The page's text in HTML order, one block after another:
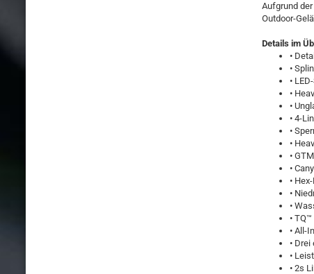
Aufgrund
Outdoor-
Details im
•
•
•
•
•
• 4-
•
•
•
•
•
•
•
•
• All-
•
•
• 2s